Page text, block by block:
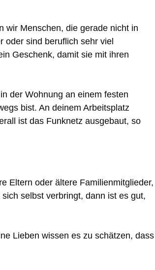
wir Menschen, die gerade nicht in
oder sind beruflich sehr viel
Geschenk, damit sie mit ihren
der Wohnung an einem festen
bist. An deinem Arbeitsplatz
ist das Funknetz ausgebaut, so
Eltern oder ältere Familienmitglieder,
selbst verbringt, dann ist es gut,
Lieben wissen es zu schätzen, dass